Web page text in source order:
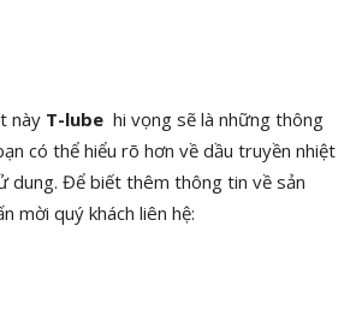
này T-lube hi vọng sẽ là những thông
có thể hiểu rõ hơn về dầu truyền nhiệt
dung. Để biết thêm thông tin về sản
mời quý khách liên hệ: